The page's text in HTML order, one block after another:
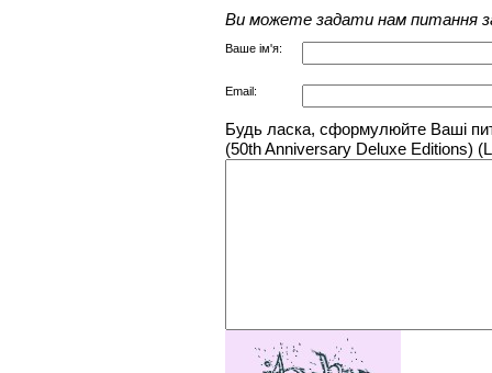
Ви можете задати нам питання
Ваше ім'я:
Email:
Будь ласка, сформулюйте Ваші
(50th Anniversary Deluxe Editions)